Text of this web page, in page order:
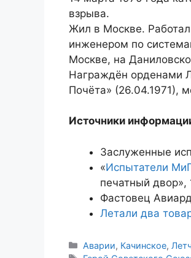
взрыва.
Жил в Москве.
инженером по
Москве, на
Награждён орденами
Почёта» (26.04.1971),
Источники
Заслуженные
«Испытатели
печатный двор»,
Фастовец
Летали два
Рубрики
Аварии, Качинское,